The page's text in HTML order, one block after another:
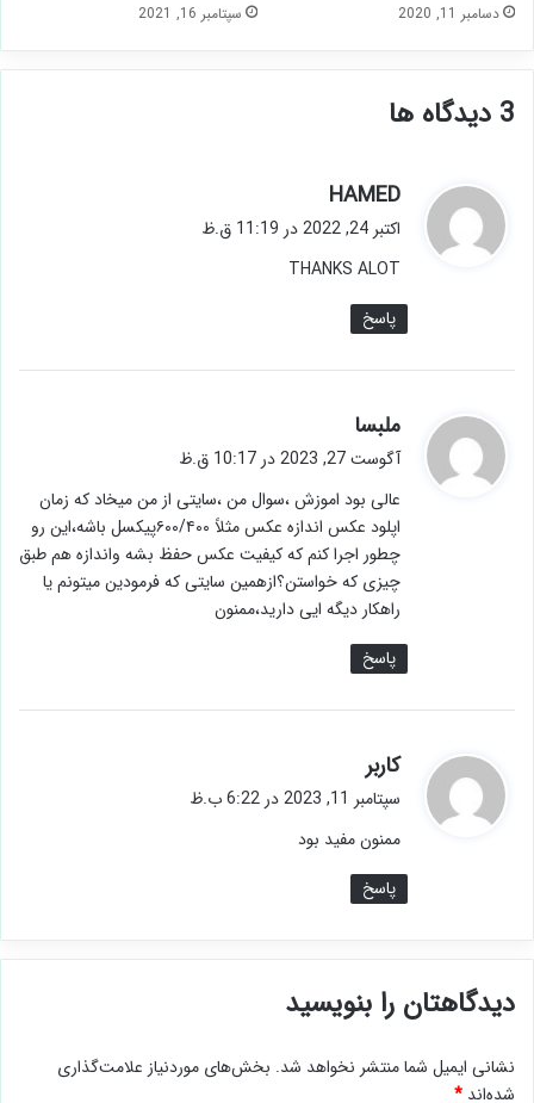
دسامبر 11, 2020 سپتامبر 16, 2021
‫3 دیدگاه ها
HAMED
ف
:
اکتبر 24, 2022 در 11:19 ق.ظ
THANKS ALOT
پاسخ
ملبسا
ف
:
آگوست 27, 2023 در 10:17 ق.ظ
عالی بود اموزش ،سوال من ،سایتی از من میخاد که زمان
اپلود عکس اندازه عکس مثلاً ۶۰۰/۴۰۰پیکسل باشه،این رو
چطور اجرا کنم که کیفیت عکس حفظ بشه واندازه هم طبق
چیزی که خواستن؟ازهمین سایتی که فرمودین میتونم یا
راهکار دیگه ایی دارید،ممنون
پاسخ
کاربر
:
سپتامبر 11, 2023 در 6:22 ب.ظ
ممنون مفید بود
پاسخ
دیدگاهتان را بنویسید
نشانی ایمیل شما منتشر نخواهد شد. بخش‌های موردنیاز علامت‌گذاری
شده‌اند *